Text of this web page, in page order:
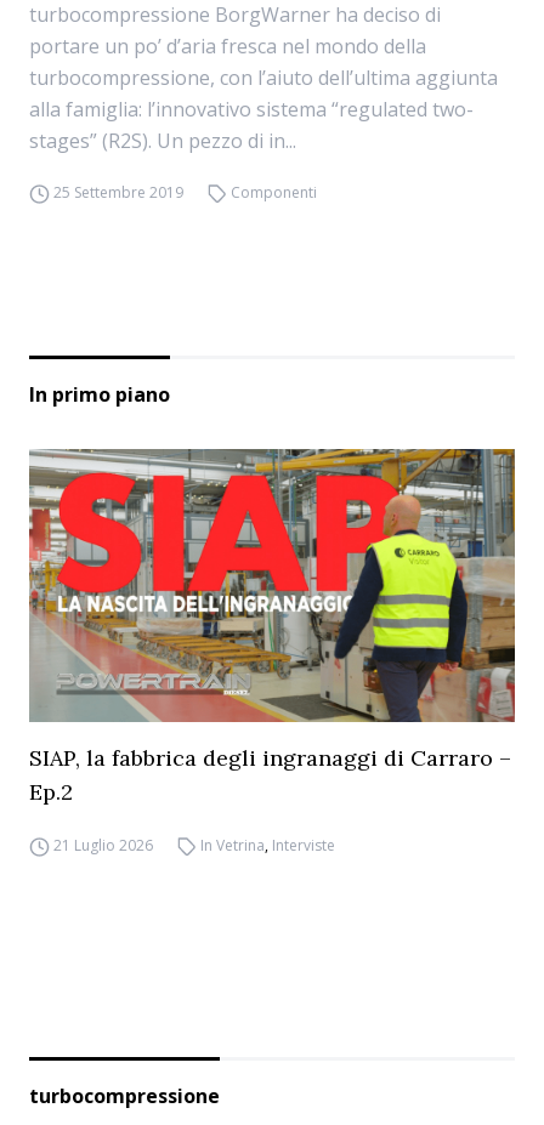
turbocompressione BorgWarner ha deciso di
portare un po’ d’aria fresca nel mondo della
turbocompressione, con l’aiuto dell’ultima aggiunta
alla famiglia: l’innovativo sistema “regulated two-
stages” (R2S). Un pezzo di in...
25 Settembre 2019 Componenti
In primo piano
SIAP, la fabbrica degli ingranaggi di Carraro –
Ep.2
21 Luglio 2026 In Vetrina, Interviste
turbocompressione